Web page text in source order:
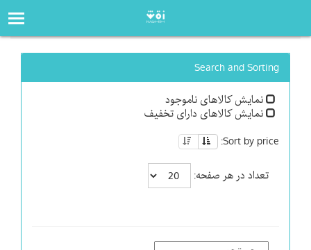
Search and Sorting
نمایش کالاهای ناموجود
نمایش کالاهای دارای تخفیف
Sort by price:
تعداد در هر صفحه: